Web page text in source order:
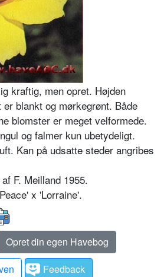
kraftig, men opret. Højden
blankt og mørkegrønt. Både
blomster er meget velformede.
og falmer kun ubetydeligt.
Kan på udsatte steder angribes
F. Meilland 1955.
x 'Lorraine'.
Opret din egen Havebog
Feedback